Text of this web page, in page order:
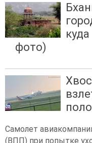
фото)
Самолет
(ВПП) при попытке